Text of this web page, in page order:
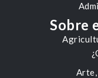
Sobre